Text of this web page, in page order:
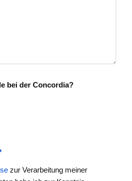
bei der Concordia?
zur Verarbeitung meiner